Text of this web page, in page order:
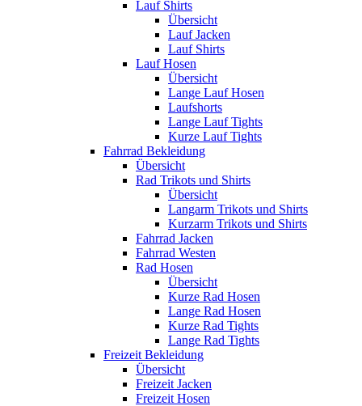
Lauf Shirts
Übersicht
Lauf Jacken
Lauf Shirts
Lauf Hosen
Übersicht
Lange Lauf Hosen
Laufshorts
Lange Lauf Tights
Kurze Lauf Tights
Fahrrad Bekleidung
Übersicht
Rad Trikots und Shirts
Übersicht
Langarm Trikots und Shirts
Kurzarm Trikots und Shirts
Fahrrad Jacken
Fahrrad Westen
Rad Hosen
Übersicht
Kurze Rad Hosen
Lange Rad Hosen
Kurze Rad Tights
Lange Rad Tights
Freizeit Bekleidung
Übersicht
Freizeit Jacken
Freizeit Hosen